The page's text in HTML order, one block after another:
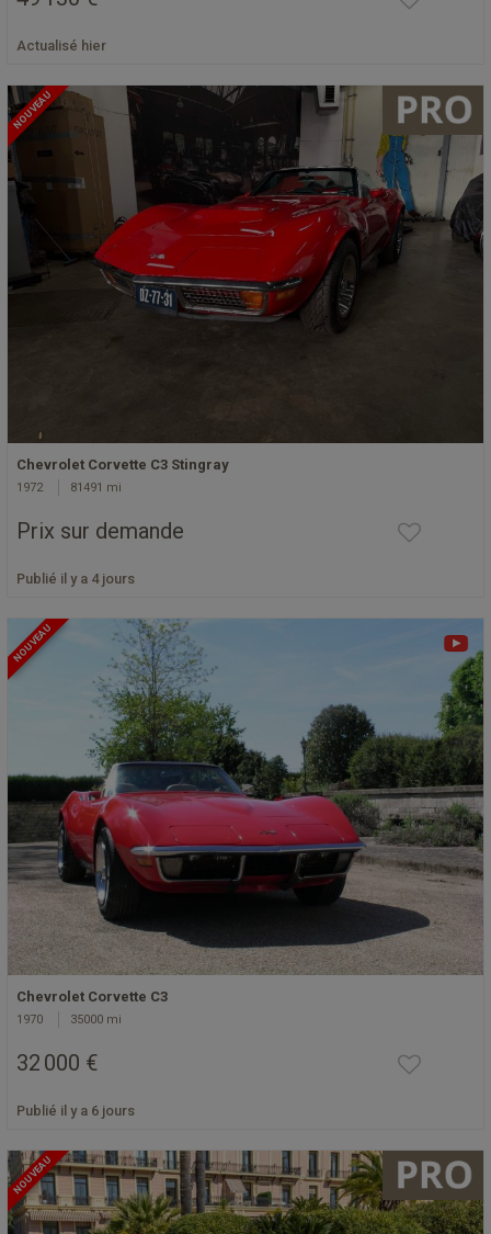
Actualisé hier
NOUVEAU
Chevrolet Corvette C3 Stingray
1972 81491 mi
Prix sur demande
Publié il y a 4 jours
NOUVEAU
Chevrolet Corvette C3
1970 35000 mi
32 000 €
Publié il y a 6 jours
NOUVEAU